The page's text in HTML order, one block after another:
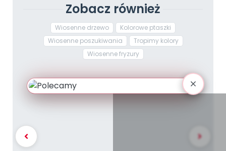
Zobacz również
Wiosenne drzewo
Kolorowe ptaszki
Wiosenne poszukiwania
Tropimy kolory
Wiosenne fryzury